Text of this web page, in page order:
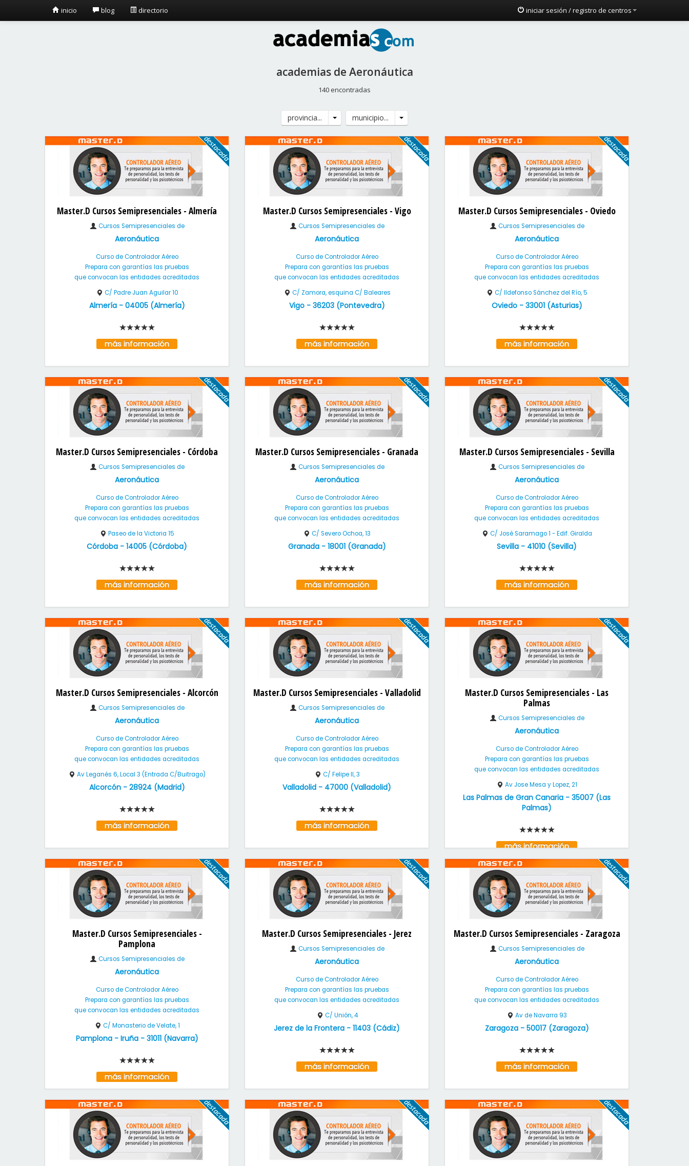
inicio blog directorio iniciar sesión / registro de centros
academias de Aeronáutica
140 encontradas
provincia... municipio...
Master.D Cursos Semipresenciales - Almería
Cursos Semipresenciales de
Aeronáutica
Curso de Controlador Aéreo
Prepara con garantías las pruebas
que convocan las entidades acreditadas
C/ Padre Juan Aguilar 10
Almería- 04005(Almería)
más información
Master.D Cursos Semipresenciales - Vigo
Cursos Semipresenciales de
Aeronáutica
Curso de Controlador Aéreo
Prepara con garantías las pruebas
que convocan las entidades acreditadas
C/ Zamora, esquina C/ Baleares
Vigo- 36203(Pontevedra)
más información
Master.D Cursos Semipresenciales - Oviedo
Cursos Semipresenciales de
Aeronáutica
Curso de Controlador Aéreo
Prepara con garantías las pruebas
que convocan las entidades acreditadas
C/ Ildefonso Sánchez del Río, 5
Oviedo- 33001(Asturias)
más información
Master.D Cursos Semipresenciales - Córdoba
Cursos Semipresenciales de
Aeronáutica
Curso de Controlador Aéreo
Prepara con garantías las pruebas
que convocan las entidades acreditadas
Paseo de la Victoria 15
Córdoba - 14005 (Córdoba)
más información
Master.D Cursos Semipresenciales - Granada
Cursos Semipresenciales de
Aeronáutica
Curso de Controlador Aéreo
Prepara con garantías las pruebas
que convocan las entidades acreditadas
C/ Severo Ochoa, 13
Granada- 18001(Granada)
más información
Master.D Cursos Semipresenciales - Sevilla
Cursos Semipresenciales de
Aeronáutica
Curso de Controlador Aéreo
Prepara con garantías las pruebas
que convocan las entidades acreditadas
C/ José Saramago 1 - Edif. Giralda
Sevilla - 41010 (Sevilla)
más información
Master.D Cursos Semipresenciales - Alcorcón
Cursos Semipresenciales de
Aeronáutica
Curso de Controlador Aéreo
Prepara con garantías las pruebas
que convocan las entidades acreditadas
Av Leganés 6, Local 3 (Entrada C/Buitrago)
Alcorcón- 28924(Madrid)
más información
Master.D Cursos Semipresenciales - Valladolid
Cursos Semipresenciales de
Aeronáutica
Curso de Controlador Aéreo
Prepara con garantías las pruebas
que convocan las entidades acreditadas
C/ Felipe II, 3
Valladolid - 47000 (Valladolid)
más información
Master.D Cursos Semipresenciales - Las
Palmas
Cursos Semipresenciales de
Aeronáutica
Curso de Controlador Aéreo
Prepara con garantías las pruebas
que convocan las entidades acreditadas
Av Jose Mesa y Lopez, 21
Las Palmas de Gran Canaria - 35007 (Las
Palmas)
más información
Master.D Cursos Semipresenciales -
Pamplona
Cursos Semipresenciales de
Aeronáutica
Curso de Controlador Aéreo
Prepara con garantías las pruebas
que convocan las entidades acreditadas
C/ Monasterio de Velate, 1
Pamplona - Iruña- 31011(Navarra)
más información
Master.D Cursos Semipresenciales - Jerez
Cursos Semipresenciales de
Aeronáutica
Curso de Controlador Aéreo
Prepara con garantías las pruebas
que convocan las entidades acreditadas
C/ Unión, 4
Jerez de la Frontera - 11403 (Cádiz)
más información
Master.D Cursos Semipresenciales - Zaragoza
Cursos Semipresenciales de
Aeronáutica
Curso de Controlador Aéreo
Prepara con garantías las pruebas
que convocan las entidades acreditadas
Av de Navarra 93
Zaragoza- 50017(Zaragoza)
más información